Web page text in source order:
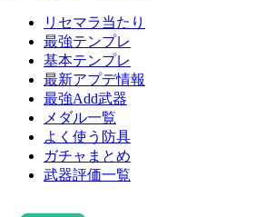
リセマラ当たり
最強テンプレ
基本テンプレ
最新アプデ情報
最強Add武器
メダル一覧
よく使う防具
ガチャまとめ
武器評価一覧